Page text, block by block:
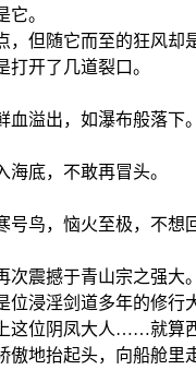
。
但随它而至的狂风却
开了几道裂口。
溢出，如瀑布般落下。
底，不敢再冒头。
鸟，恼火至极，不想
震撼于青山宗之强大。
浸淫剑道多年的修行
这位阴凤大人……就算
地抬起头，向船舱里